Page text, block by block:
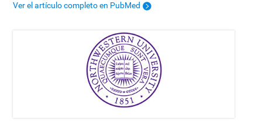
Ver el artículo completo en PubMed